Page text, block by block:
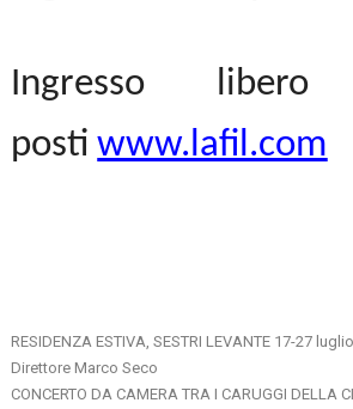
Ingresso
postiwww.lafil.com
RESIDENZA ESTIVA, SESTRI LEVANTE 17-27 luglio
Direttore Marco Seco
CONCERTO DA CAMERA TRA I CARUGGI DELLA